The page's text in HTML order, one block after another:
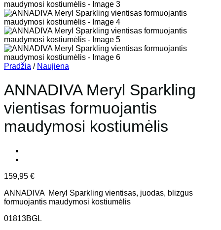
Pradžia / Naujiena
ANNADIVA Meryl Sparkling
vientisas formuojantis
maudymosi kostiumėlis
159,95 €
ANNADIVA Meryl Sparkling vientisas, juodas, blizgus
formuojantis maudymosi kostiumėlis
01813BGL